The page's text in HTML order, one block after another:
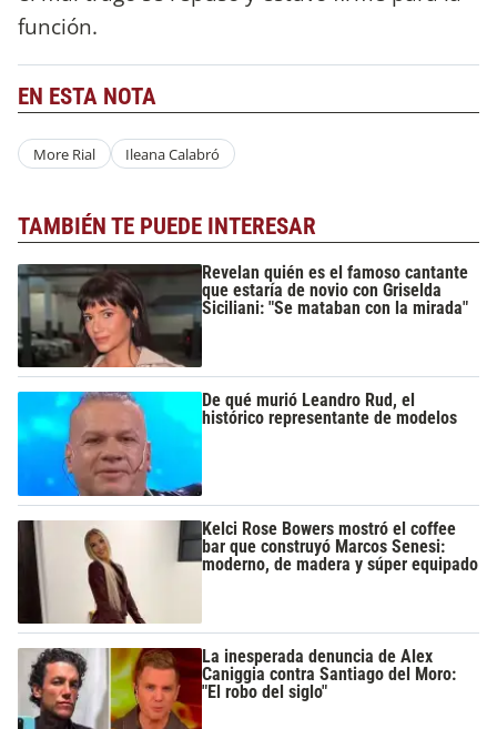
función.
EN ESTA NOTA
More Rial Ileana Calabró
TAMBIÉN TE PUEDE INTERESAR
Revelan quién es el famoso cantante
que estaría de novio con Griselda
Siciliani: "Se mataban con la mirada"
De qué murió Leandro Rud, el
histórico representante de modelos
Kelci Rose Bowers mostró el coffee
bar que construyó Marcos Senesi:
moderno, de madera y súper equipado
La inesperada denuncia de Alex
Caniggia contra Santiago del Moro:
"El robo del siglo"